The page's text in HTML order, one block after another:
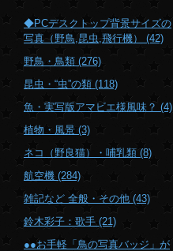
◆PCデスクトップ背景サイズの
写真（野鳥,昆虫,飛行機） (42)
野鳥・鳥類 (276)
昆虫・“虫”の類 (118)
魚・実写版アマビエ様風味？ (4)
植物・風景 (3)
ネコ（野良猫）・哺乳類 (8)
航空機 (284)
雑記など 全般・その他 (43)
鈴木彩子：歌手 (21)
●●お手軽「鳥の写真バッジ」が